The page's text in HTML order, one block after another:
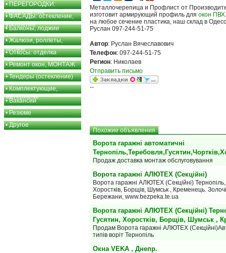
•ПЕРЕГОРОДКИ:
предложение
•ФАСАДЫ: остекление,
утепление
•Балконы, лоджии
•Жалюзи, роллеты,
шторы
•Откосы: отделка
•Ремонт окон, МОНТАЖ
•Тендеры (остекление)
•Комплектующие,
материалы
•Вакансии
•Резюме
•Другое
Металлочерепица и Профлист от
изготовит армирующий профиль для окон ПВХ
на любое сечение пластика, наш склад в
Руслан 097-244-51-75
Автор: Руслан Вячеславович
Телефон: 097-244-51-75
Регион: Николаев
Отправить письмо
--
Похожие объявления
Ворота гаражні автоматичні
Продаж доставка монтаж обслуговування
Ворота гаражні АЛЮТЕХ (Секційні)
Ворота гаражні АЛЮТЕХ (Секційні) Тернопіль,
Хоростків, Борщів, Шумськ , Кременець.
Бережани, www.bezpeka.te.ua
Ворота гаражні АЛЮТЕХ (Секційні)
Гусятин, Хоростків, Борщів, Шумськ ,
Продам Ворота гаражні АЛЮТЕХ
типів воріт Тернопіль
Окна VEKA , Днепр.